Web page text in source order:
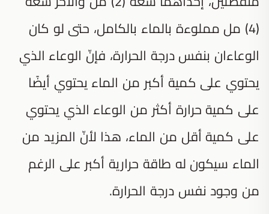
(4) مل مملوءة بالماء بالكامل، حتى لو كان
الوعاءان بنفس درجة الحرارة، فإنّ الوعاء الذي
يحتوي على كمية أكبر من الماء يحتوي أيضًا
على كمية حرارة أكثر من الوعاء الذي يحتوي
على كمية أقل من الماء، هذا لأنّ المزيد من
الماء سيكون له طاقة حرارية أكبر على الرغم
من وجود نفس درجة الحرارة.